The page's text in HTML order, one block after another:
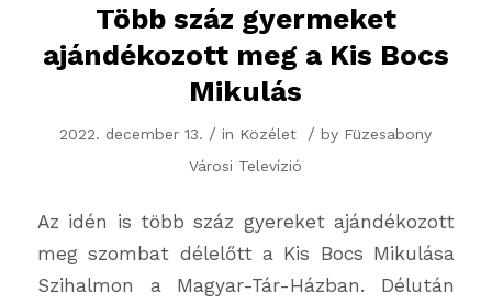
Több száz gyermeket
ajándékozott meg a Kis Bocs
Mikulás
2022. december 13. / in Közélet / by Füzesabony
Városi Televízió
Az idén is több száz gyereket ajándékozott
meg szombat délelőtt a Kis Bocs Mikulása
Szihalmon a Magyar-Tár-Házban. Délután